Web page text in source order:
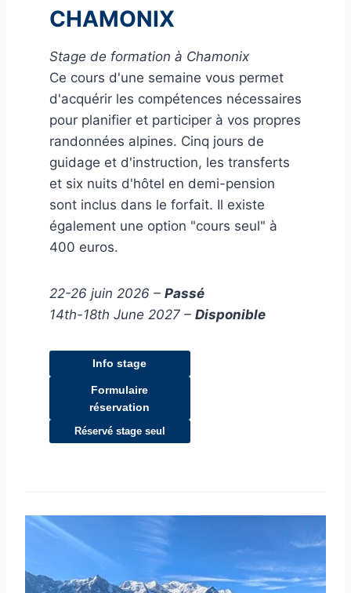
CHAMONIX
Stage de formation à Chamonix
Ce cours d'une semaine vous permet
d'acquérir les compétences nécessaires
pour planifier et participer à vos propres
randonnées alpines. Cinq jours de
guidage et d'instruction, les transferts
et six nuits d'hôtel en demi-pension
sont inclus dans le forfait. Il existe
également une option "cours seul" à
400 euros.
22-26 juin 2026 – Passé
14th-18th June 2027 – Disponible
Info stage
Formulaire
réservation
Réservé stage seul